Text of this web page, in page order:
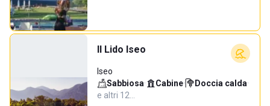
Il Lido Iseo
Iseo
Sabbiosa· Cabine· Doccia calda·
e altri 12…